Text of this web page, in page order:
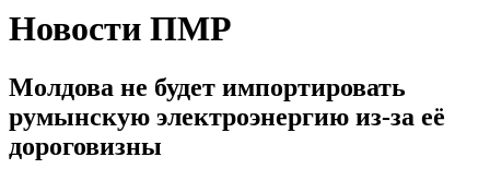
Новости ПМР
Молдова не будет импортировать
румынскую электроэнергию из-за её
дороговизны